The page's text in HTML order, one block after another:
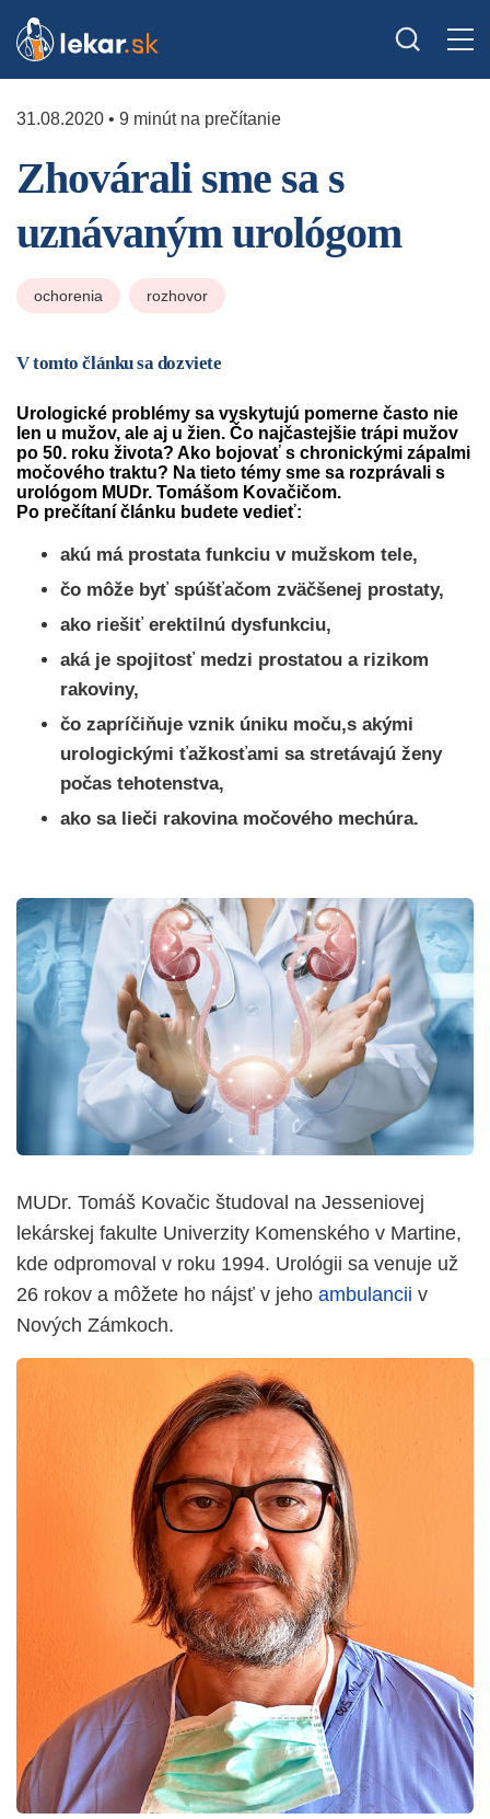
31.08.2020 • 9 minút na prečítanie
Zhovárali sme sa s
uznávaným urológom
ochorenia rozhovor
V tomto článku sa dozviete
Urologické problémy sa vyskytujú pomerne často nie
len u mužov, ale aj u žien. Čo najčastejšie trápi mužov
po 50. roku života? Ako bojovať s chronickými zápalmi
močového traktu? Na tieto témy sme sa rozprávali s
urológom MUDr. Tomášom Kovačičom.
Po prečítaní článku budete vedieť:
akú má prostata funkciu v mužskom tele,
čo môže byť spúšťačom zväčšenej prostaty,
ako riešiť erektilnú dysfunkciu,
aká je spojitosť medzi prostatou a rizikom
rakoviny,
čo zapríčiňuje vznik úniku moču,s akými
urologickými ťažkosťami sa stretávajú ženy
počas tehotenstva,
ako sa lieči rakovina močového mechúra.
MUDr. Tomáš Kovačic študoval na Jesseniovej
lekárskej fakulte Univerzity Komenského v Martine,
kde odpromoval v roku 1994. Urológii sa venuje už
26 rokov a môžete ho nájsť v jeho ambulancii v
Nových Zámkoch.